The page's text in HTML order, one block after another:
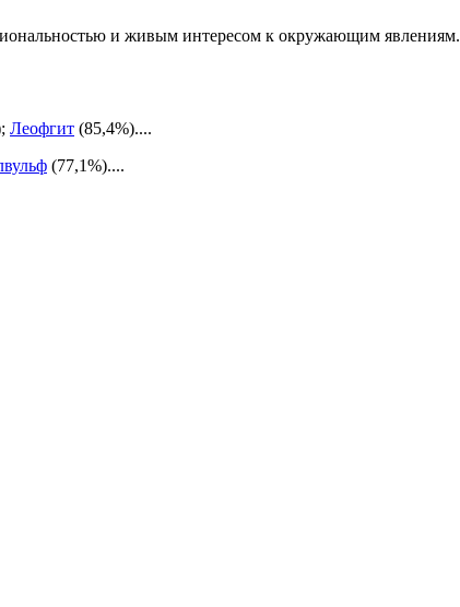
и живым интересом к окружающим явлениям.
Леофгит (85,4%)....
(77,1%)....